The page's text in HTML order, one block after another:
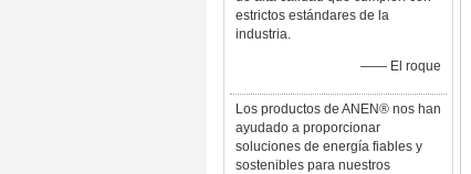
estrictos estándares de la
industria.
—— El roque
Los productos de ANEN® nos han
ayudado a proporcionar
soluciones de energía fiables y
sostenibles para nuestros